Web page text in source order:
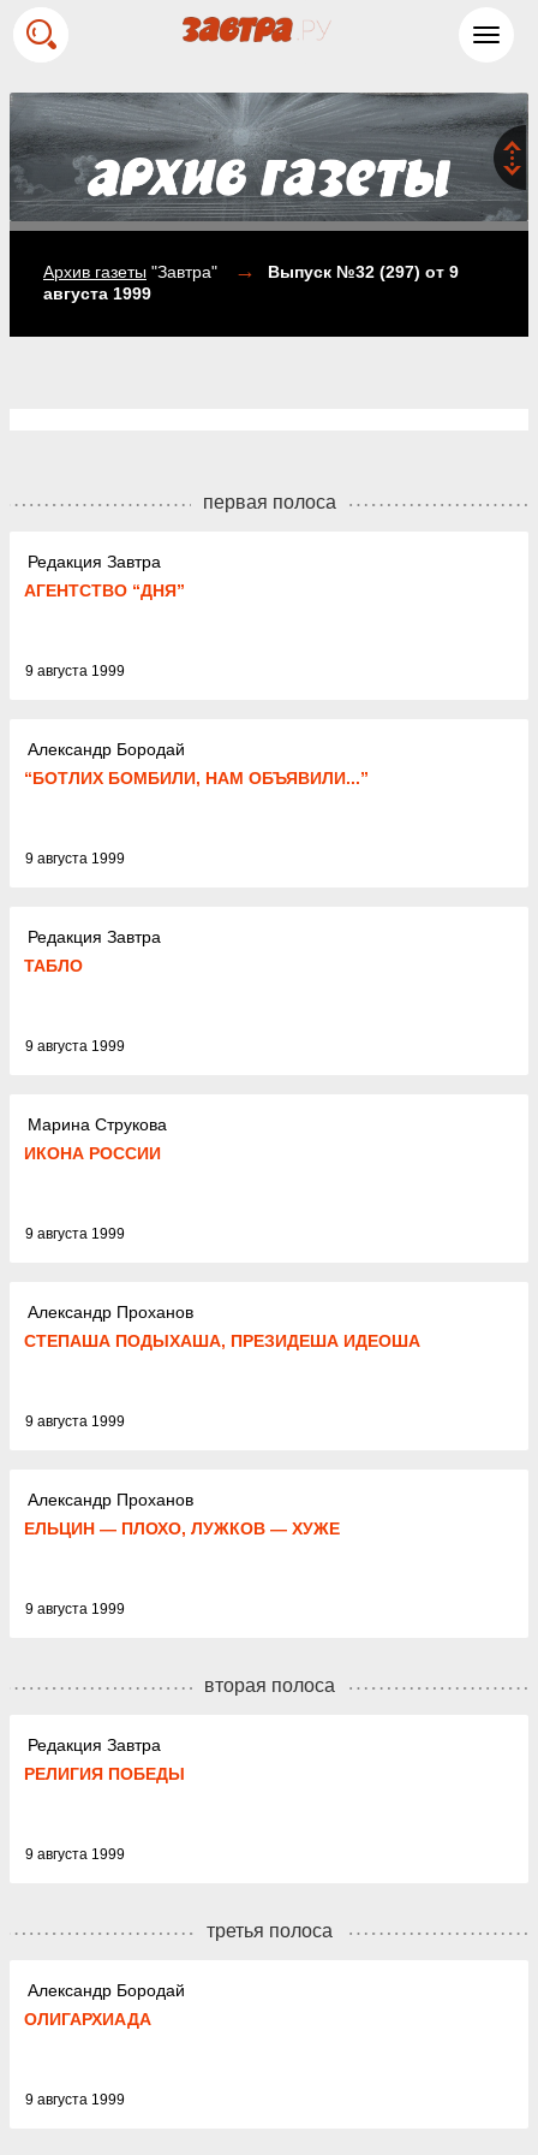
Архив газеты "Завтра" → Выпуск №32 (297) от 9
августа 1999
первая полоса
Редакция Завтра
АГЕНТСТВО “ДНЯ”
9 августа 1999
Александр Бородай
“БОТЛИХ БОМБИЛИ, НАМ ОБЪЯВИЛИ...”
9 августа 1999
Редакция Завтра
ТАБЛО
9 августа 1999
Марина Струкова
ИКОНА РОССИИ
9 августа 1999
Александр Проханов
СТЕПАША ПОДЫХАША, ПРЕЗИДЕША ИДЕОША
9 августа 1999
Александр Проханов
ЕЛЬЦИН — ПЛОХО, ЛУЖКОВ — ХУЖЕ
9 августа 1999
вторая полоса
Редакция Завтра
РЕЛИГИЯ ПОБЕДЫ
9 августа 1999
третья полоса
Александр Бородай
ОЛИГАРХИАДА
9 августа 1999